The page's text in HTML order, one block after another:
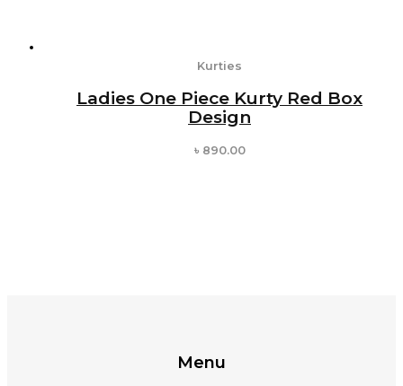
Kurties
Ladies One Piece Kurty Red Box
Design
৳ 890.00
Menu